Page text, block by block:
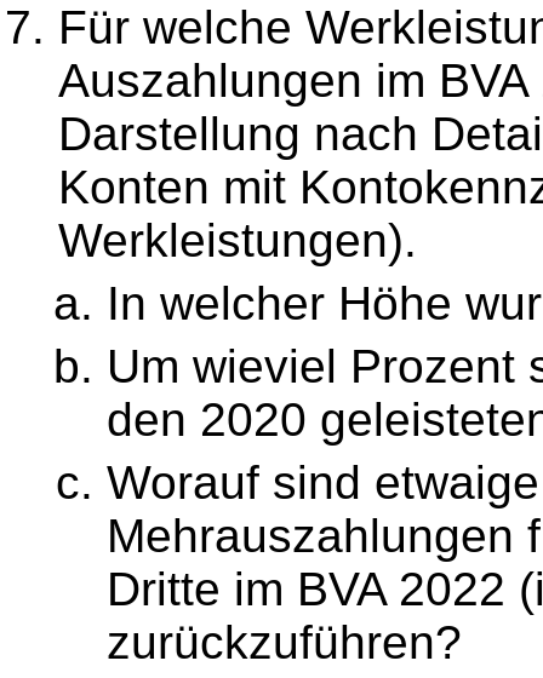
Für welche
Auszahlungen im
Darstellung nach
Konten mit
Werkleistungen).
In welcher Höhe
Um wieviel Prozent
den 2020
Worauf sind
Mehrauszahlungen
Dritte im BVA 2022
zurückzuführen?